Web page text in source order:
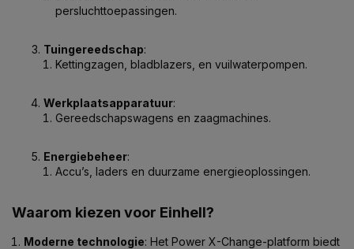
persluchttoepassingen.
Tuingereedschap:
Kettingzagen, bladblazers, en vuilwaterpompen.
Werkplaatsapparatuur:
Gereedschapswagens en zaagmachines.
Energiebeheer:
Accu’s, laders en duurzame energieoplossingen.
Waarom kiezen voor Einhell?
Moderne technologie: Het Power X-Change-platform biedt